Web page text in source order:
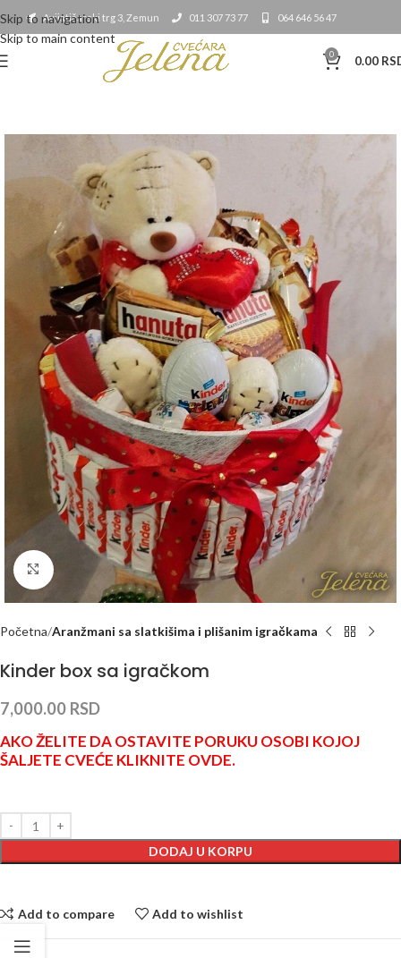
Skip to navigation
Skip to main content
Avijatičarski trg 3, Zemun 011 307 73 77 064 646 56 47
0 0.00
Click to enlarge
Početna Aranžmani sa slatkišima i plišanim igračkama
Kinder box sa igračkom
7,000.00 RSD
AKO ŽELITE DA OSTAVITE PORUKU OSOBI KOJOJ
ŠALJETE CVEĆE KLIKNITE OVDE.
DODAJ U KORPU
Add to compare Add to wishlist